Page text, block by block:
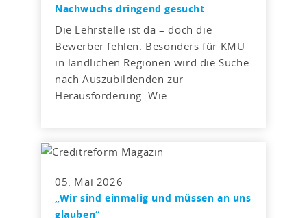
Nachwuchs dringend gesucht
Die Lehrstelle ist da – doch die
Bewerber fehlen. Besonders für KMU
in ländlichen Regionen wird die Suche
nach Auszubildenden zur
Herausforderung. Wie…
05. Mai 2026
„Wir sind einmalig und müssen an uns
glauben“